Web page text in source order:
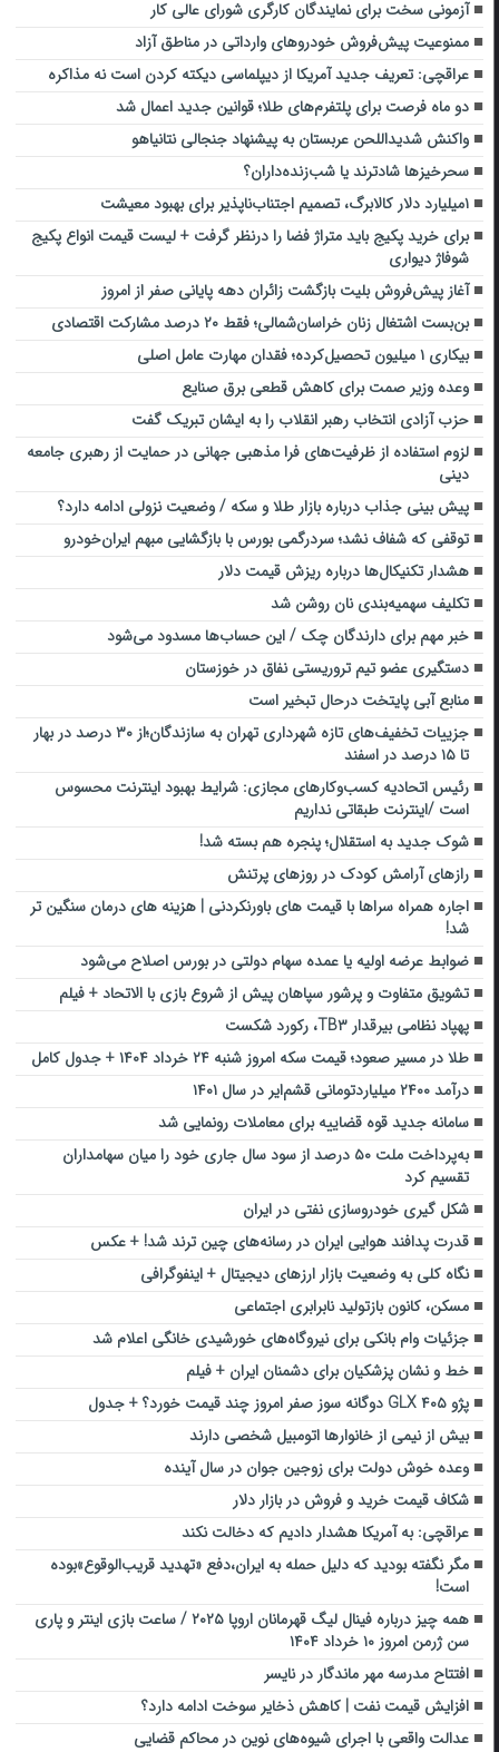
آزمونی سخت برای نمایندگان کارگری شورای‌ عالی کار
ممنوعیت پیش‌فروش خودروهای وارداتی در مناطق آزاد
عراقچی: تعریف جدید آمریکا از دیپلماسی دیکته کردن است نه مذاکره
دو ماه فرصت برای پلتفرم‌های طلا؛ قوانین جدید اعمال شد
واکنش شدیداللحن عربستان به پیشنهاد جنجالی نتانیاهو
سحرخیزها شادترند یا شب‌زنده‌داران؟
برای خرید پکیج باید متراژ فضا را درنظر گرفت + لیست قیمت انواع پکیج
شوفاژ دیواری
آغاز پیش‌فروش بلیت بازگشت زائران دهه پایانی صفر از امروز
بن‌بست اشتغال زنان خراسان‌شمالی‌؛ فقط ۲۰ درصد مشارکت اقتصادی
بیکاری ۱ میلیون تحصیل‌کرده؛ فقدان مهارت عامل اصلی
وعده وزیر صمت برای کاهش قطعی برق صنایع
حزب آزادی انتخاب رهبر انقلاب را به ایشان تبریک گفت
لزوم استفاده از ظرفیت‌های فرا مذهبی جهانی در حمایت از رهبری جامعه
دینی
پیش بینی جذاب درباره بازار طلا و سکه / وضعیت نزولی ادامه دارد؟
توقفی که شفاف نشد؛ سردرگمی بورس با بازگشایی مبهم ایران‌خودرو
هشدار تکنیکال‌ها درباره ریزش قیمت دلار
تکلیف سهمیه‌بندی نان روشن شد
خبر مهم برای دارندگان چک / این حساب‌ها مسدود می‌شود
دستگیری عضو تیم تروریستی نفاق در خوزستان
منابع آبی پایتخت درحال تبخیر است
جزییات تخفیف‌های تازه شهرداری تهران به سازندگان؛از ۳۰ درصد در بهار
تا ۱۵ درصد در اسفند
رئیس اتحادیه کسب‌وکارهای مجازی: شرایط بهبود اینترنت محسوس
است /اینترنت طبقاتی نداریم
شوک جدید به استقلال؛ پنجره هم بسته شد!
رازهای آرامش کودک در روزهای پرتنش
اجاره همراه سراها با قیمت های باورنکردنی | هزینه های درمان سنگین تر
شد!
ضوابط عرضه اولیه یا عمده سهام دولتی در بورس اصلاح می‌شود
تشویق متفاوت و پرشور سپاهان پیش از شروع بازی با الاتحاد + فیلم
پهپاد نظامی بیرقدار TB۳، رکورد شکست
طلا در مسیر صعود؛ قیمت سکه امروز شنبه ۲۴ خرداد ۱۴۰۴ + جدول کامل
درآمد ۲۴۰۰ میلیاردتومانی قشم‌ایر در سال ۱۴۰۱
سامانه جدید قوه قضاییه برای معاملات رونمایی شد
به‌پرداخت ملت ۵۰ درصد از سود سال جاری خود را میان سهامداران
تقسیم کرد
شکل گیری خودروسازی نفتی در ایران
قدرت پدافند هوایی ایران در رسانه‌های چین ترند شد! + عکس
نگاه کلی به وضعیت بازار ارزهای دیجیتال + اینفوگرافی
مسکن، کانون بازتولید نابرابری اجتماعی
جزئیات وام بانکی برای نیروگاه‌های خورشیدی خانگی اعلام شد
خط و نشان پزشکیان برای دشمنان ایران + فیلم
پژو ۴۰۵ GLX دوگانه سوز صفر امروز چند قیمت خورد؟ + جدول
بیش از نیمی از خانوارها اتومبیل شخصی دارند
وعده خوش دولت برای زوجین جوان در سال آینده
شکاف قیمت خرید و فروش در بازار دلار
عراقچی: به آمریکا هشدار دادیم که دخالت نکند
مگر نگفته بودید که دلیل حمله به ایران،دفع «تهدید قریب‌الوقوع»بوده
است!
همه چیز درباره فینال لیگ قهرمانان اروپا ۲۰۲۵ / ساعت بازی اینتر و پاری
سن ژرمن امروز ۱۰ خرداد ۱۴۰۴
افتتاح مدرسه مهر ماندگار در نایسر‌
افزایش قیمت نفت | کاهش ذخایر سوخت ادامه دارد؟
عدالت واقعی با اجرای شیوه‌های نوین در محاکم قضایی